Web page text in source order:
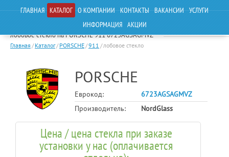
ГЛАВНАЯ КАТАЛОГ О КОМПАНИИ КОНТАКТЫ ВАКАНСИИ УСЛУГИ
ИНФОРМАЦИЯ АКЦИИ
лобовое стекло на PORSCHE 911 6723AGSAGMVZ
Главная / Каталог/ PORSCHE/911 /лобовое стекло
PORSCHE
Еврокод:
6723AGSAGMVZ
Производитель:
NordGlass
Цена / цена стекла при заказе
установки у нас (оплачивается